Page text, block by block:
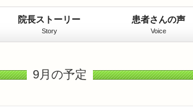
院長ストーリー
Story
患者さんの声
Voice
9月の予定